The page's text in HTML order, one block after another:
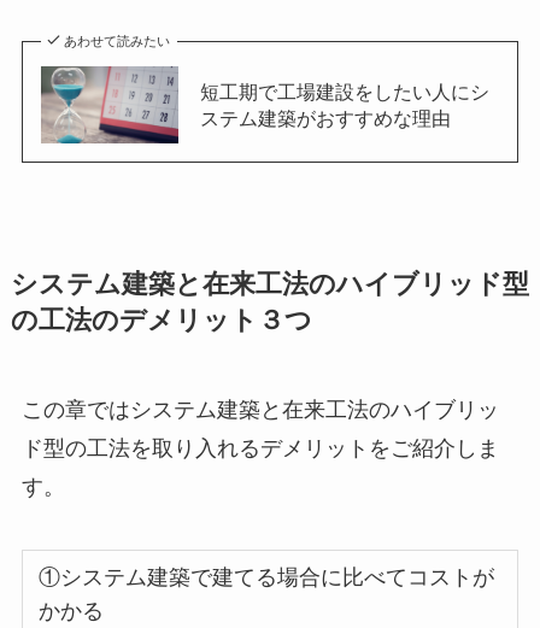
あわせて読みたい
短工期で工場建設をしたい人にシ
ステム建築がおすすめな理由
システム建築と在来工法のハイブリッド型
の工法のデメリット３つ
この章ではシステム建築と在来工法のハイブリッ
ド型の工法を取り入れるデメリットをご紹介しま
す。
①システム建築で建てる場合に比べてコストが
かかる